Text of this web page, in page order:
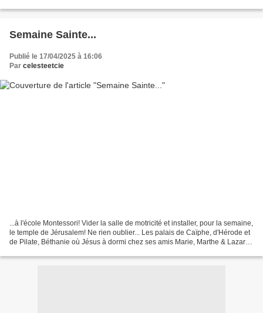
Semaine Sainte...
Publié le 17/04/2025 à 16:06
Par celesteetcie
...à l'école Montessori! Vider la salle de motricité et installer, pour la semaine,
le temple de Jérusalem! Ne rien oublier... Les palais de Caïphe, d'Hérode et
de Pilate, Béthanie où Jésus à dormi chez ses amis Marie, Marthe & Lazare,